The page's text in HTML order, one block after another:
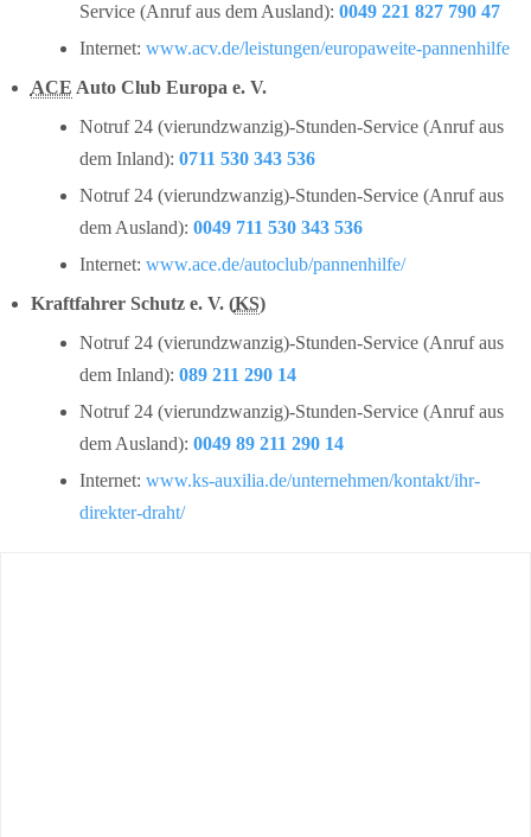
Service (Anruf aus dem Ausland):0049 221 827 790 47
Internet:www.acv.de/leistungen/europaweite-pannenhilfe
ACE Auto Club Europa e. V.
Notruf 24 (vierundzwanzig)-Stunden-Service (Anruf aus
dem Inland):0711 530 343 536
Notruf 24 (vierundzwanzig)-Stunden-Service (Anruf aus
dem Ausland):0049 711 530 343 536
Internet:www.ace.de/autoclub/pannenhilfe/
Kraftfahrer Schutz e. V. (KS)
Notruf 24 (vierundzwanzig)-Stunden-Service (Anruf aus
dem Inland):089 211 290 14
Notruf 24 (vierundzwanzig)-Stunden-Service (Anruf aus
dem Ausland):0049 89 211 290 14
Internet:www.ks-auxilia.de/unternehmen/kontakt/ihr-
direkter-draht/